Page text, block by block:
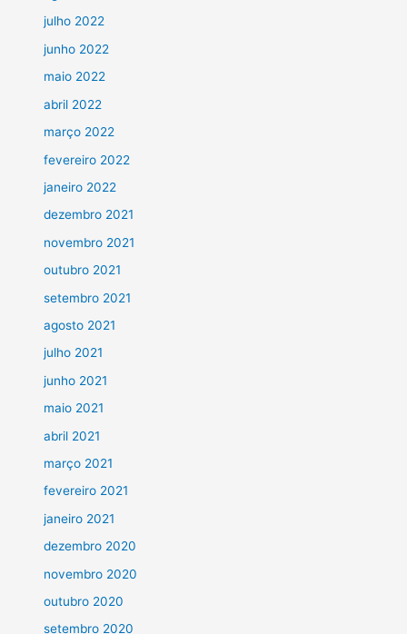
julho 2022
junho 2022
maio 2022
abril 2022
março 2022
fevereiro 2022
janeiro 2022
dezembro 2021
novembro 2021
outubro 2021
setembro 2021
agosto 2021
julho 2021
junho 2021
maio 2021
abril 2021
março 2021
fevereiro 2021
janeiro 2021
dezembro 2020
novembro 2020
outubro 2020
setembro 2020